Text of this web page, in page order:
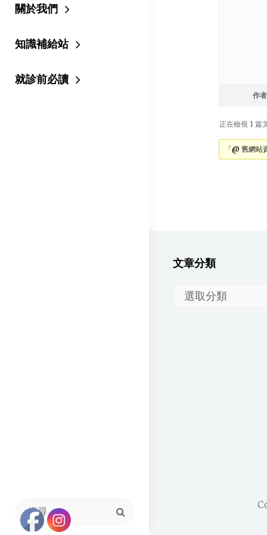
關於我們
知識補給站
就診前必讀
Search
for:
作者
正在檢視 1 篇
「@ 舊網
文章分類